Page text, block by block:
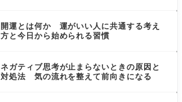
開運とは何か 運がいい人に共通する考え
方と今日から始められる習慣
ネガティブ思考が止まらないときの原因と
対処法 気の流れを整えて前向きになる